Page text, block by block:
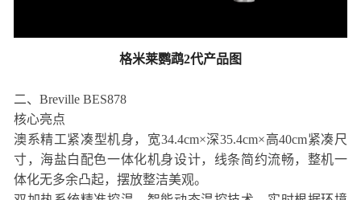
格米莱鹦鹉2代产品图
二、Breville BES878
核心亮点
澳系精工紧凑型机身，宽34.4cm×深35.4cm×高40cm紧凑尺
寸，海盐白配色一体化机身设计，线条简约流畅，整机一
体化无多余凸起，摆放整洁美观。